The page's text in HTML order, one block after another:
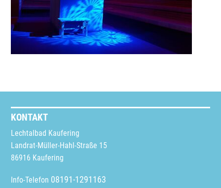
KONTAKT
Lechtalbad Kaufering
Landrat-Müller-Hahl-Straße 15
86916 Kaufering
Info-Telefon 08191-1291163